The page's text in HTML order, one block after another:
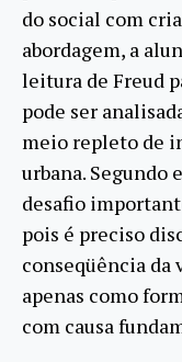
do social com
abordagem, a
leitura de Freud
pode ser
meio repleto de
urbana. Segundo
desafio
pois é preciso
conseqüência da
apenas como
com causa